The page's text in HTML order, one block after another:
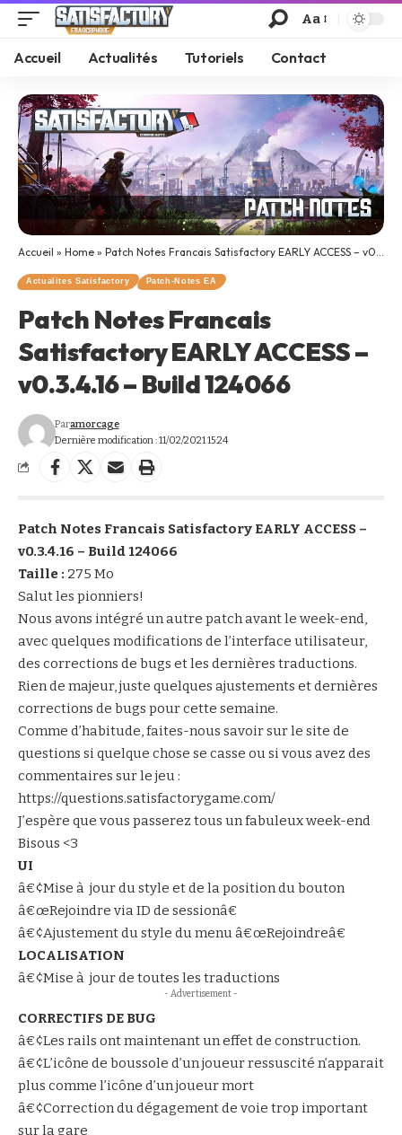
Aa
Accueil Actualités Tutoriels Contact
Accueil » Home » Patch Notes Francais Satisfactory EARLY ACCESS – v0.3.4.16 – Build 124066
Actualites Satisfactory Patch-Notes EA
Patch Notes Francais
Satisfactory EARLY ACCESS –
v0.3.4.16 – Build 124066
Dernière modification : 11/02/2021 15:24
Paramorcage
Patch Notes Francais Satisfactory EARLY ACCESS –
v0.3.4.16 – Build 124066
Taille : 275 Mo
Salut les pionniers!
Nous avons intégré un autre patch avant le week-end,
avec quelques modifications de l’interface utilisateur,
des corrections de bugs et les dernières traductions.
Rien de majeur, juste quelques ajustements et dernières
corrections de bugs pour cette semaine.
Comme d’habitude, faites-nous savoir sur le site de
questions si quelque chose se casse ou si vous avez des
commentaires sur le jeu :
https://questions.satisfactorygame.com/
J’espère que vous passerez tous un fabuleux week-end
Bisous <3
UI
â€¢Mise à jour du style et de la position du bouton
â€œRejoindre via ID de sessionâ€
â€¢Ajustement du style du menu â€œRejoindreâ€
LOCALISATION
â€¢Mise à jour de toutes les traductions
- Advertisement -
CORRECTIFS DE BUG
â€¢Les rails ont maintenant un effet de construction.
â€¢L’icône de boussole d’un joueur ressuscité n’apparait
plus comme l’icône d’un joueur mort
â€¢Correction du dégagement de voie trop important
sur la gare